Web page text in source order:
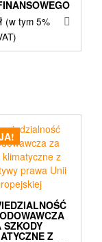
(w tym 5%
SZKODY
Z